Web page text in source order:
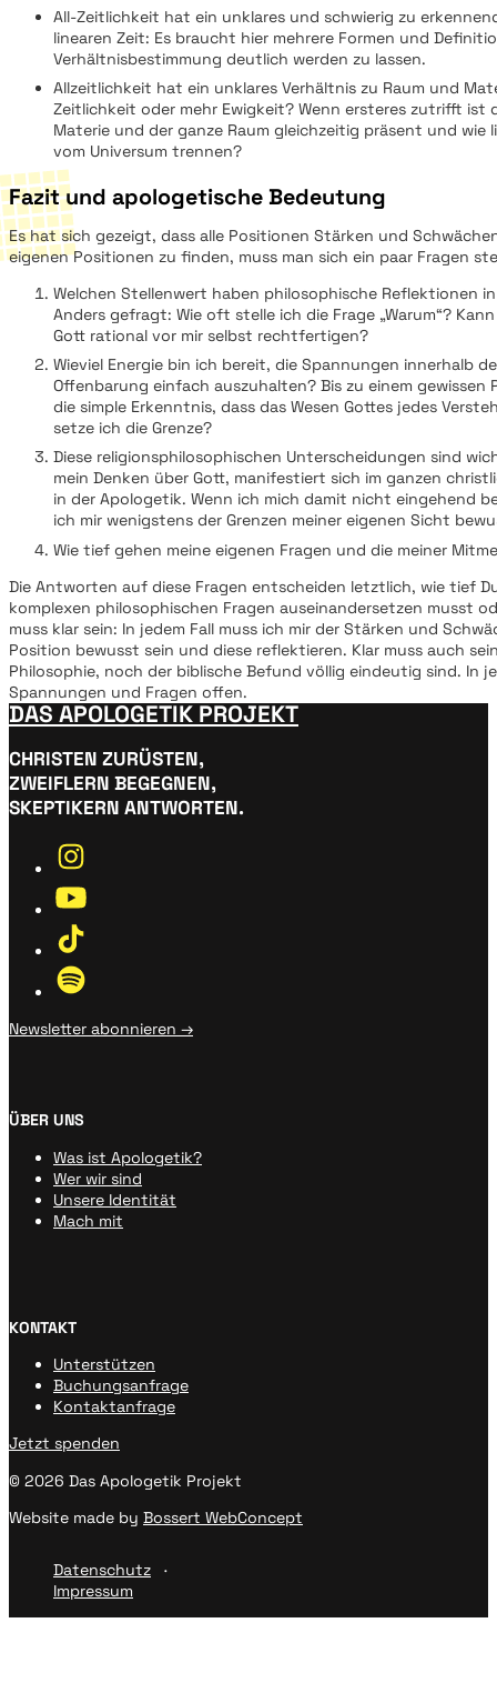
All-Zeitlichkeit hat ein unklares und schwierig zu
linearen Zeit: Es braucht hier mehrere Formen und
Verhältnisbestimmung deutlich werden zu lassen.
Allzeitlichkeit hat ein unklares Verhältnis zu Raum und
Zeitlichkeit oder mehr Ewigkeit? Wenn ersteres zutrifft ist
Materie und der ganze Raum gleichzeitig präsent und wie
vom Universum trennen?
Fazit und apologetische Bedeutung
Es hat sich gezeigt, dass alle Positionen Stärken und
eigenen Positionen zu finden, muss man sich ein paar Fragen
Welchen Stellenwert haben philosophische Reflektionen
Anders gefragt: Wie oft stelle ich die Frage „Warum“?
Gott rational vor mir selbst rechtfertigen?
Wieviel Energie bin ich bereit, die Spannungen innerhalb
Offenbarung einfach auszuhalten? Bis zu einem gewissen
die simple Erkenntnis, dass das Wesen Gottes jedes
setze ich die Grenze?
Diese religionsphilosophischen Unterscheidungen sind
mein Denken über Gott, manifestiert sich im ganzen
in der Apologetik. Wenn ich mich damit nicht eingehend
ich mir wenigstens der Grenzen meiner eigenen Sicht
Wie tief gehen meine eigenen Fragen und die meiner
Die Antworten auf diese Fragen entscheiden letztlich, wie tief
komplexen philosophischen Fragen auseinandersetzen musst
muss klar sein: In jedem Fall muss ich mir der Stärken und
Position bewusst sein und diese reflektieren. Klar muss auch
Philosophie, noch der biblische Befund völlig eindeutig sind. In
Spannungen und Fragen offen.
DAS APOLOGETIK PROJEKT
CHRISTEN ZURÜSTEN,
ZWEIFLERN BEGEGNEN,
SKEPTIKERN ANTWORTEN.
Newsletter abonnieren →
ÜBER UNS
Was ist Apologetik?
Wer wir sind
Unsere Identität
Mach mit
KONTAKT
Unterstützen
Buchungsanfrage
Kontaktanfrage
Jetzt spenden
© 2026 Das Apologetik Projekt
Website made by Bossert WebConcept
Datenschutz
Impressum